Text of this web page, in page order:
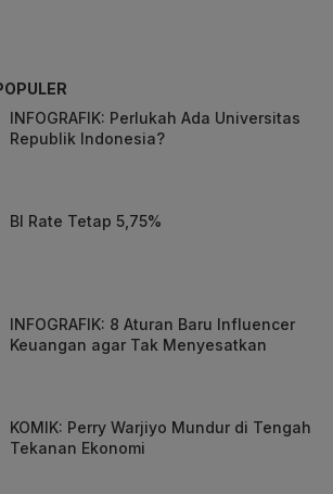
INFOGRAFIK: Perlukah Ada Universitas
Republik Indonesia?
BI Rate Tetap 5,75%
INFOGRAFIK: 8 Aturan Baru Influencer
Keuangan agar Tak Menyesatkan
KOMIK: Perry Warjiyo Mundur di Tengah
Tekanan Ekonomi